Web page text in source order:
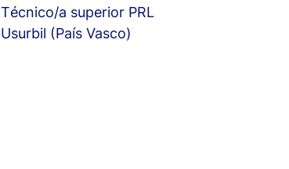
Técnico/a superior PRL
Usurbil (País Vasco)